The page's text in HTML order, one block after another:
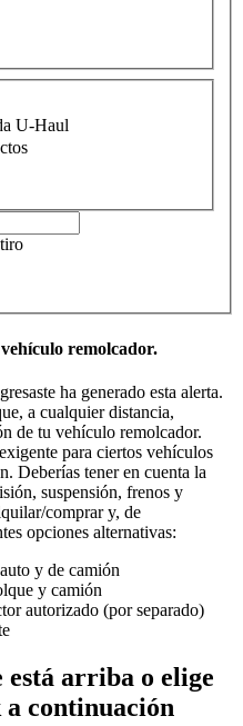
U-Haul
remolcador.
ha generado esta alerta.
a cualquier distancia,
de tu vehículo remolcador.
para ciertos vehículos
Deberías tener en cuenta la
suspensión, frenos y
comprar y, de
opciones alternativas:
y de camión
y camión
autorizado (por separado)
arriba o elige
continuación